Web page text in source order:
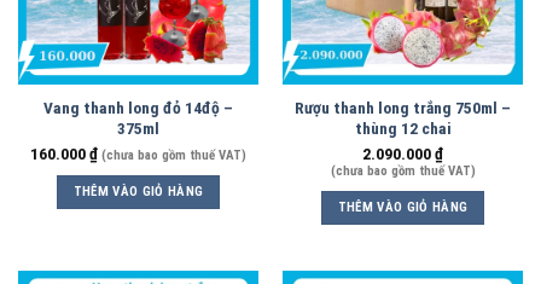
Vang thanh long đỏ 14độ –
375ml
160.000₫ (chưa bao gồm thuế VAT)
THÊM VÀO GIỎ HÀNG
Rượu thanh long trắng 750ml –
thùng 12 chai
2.090.000₫
(chưa bao gồm thuế VAT)
THÊM VÀO GIỎ HÀNG